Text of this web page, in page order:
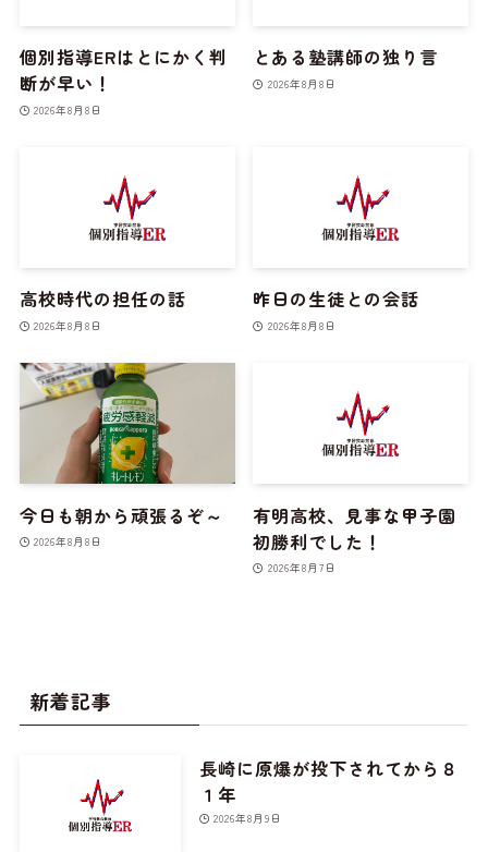
個別指導ERはとにかく判
断が早い！
2026年8月8日
とある塾講師の独り言
2026年8月8日
高校時代の担任の話
2026年8月8日
昨日の生徒との会話
2026年8月8日
今日も朝から頑張るぞ～
2026年8月8日
有明高校、見事な甲子園
初勝利でした！
2026年8月7日
新着記事
長崎に原爆が投下されてから８
１年
2026年8月9日